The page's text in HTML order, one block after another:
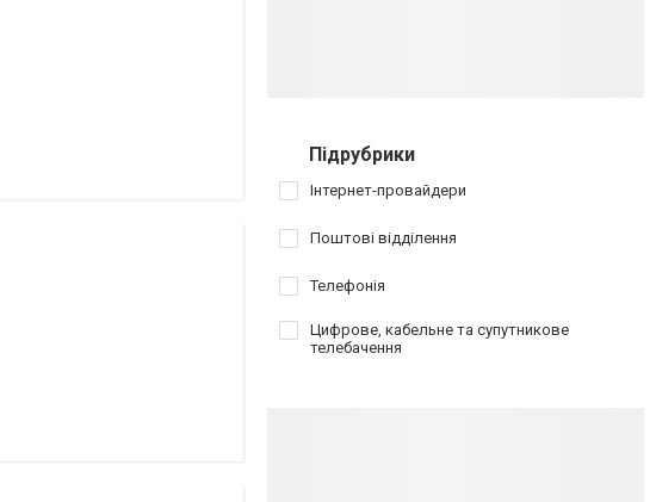
Підрубрики
Інтернет-провайдери
Поштові відділення
Телефонія
Цифрове, кабельне та супутникове
телебачення